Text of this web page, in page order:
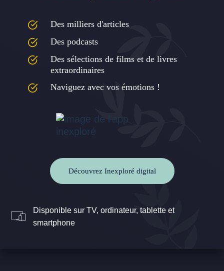
Des milliers d'articles
Des podcasts
Des sélections de films et de livres
extraordinaires
Naviguez avec vos émotions !
Découvrez Inexploré digital
Disponible sur TV, ordinateur, tablette et
smartphone